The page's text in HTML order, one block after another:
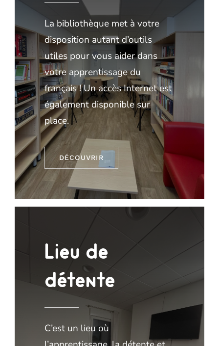
La bibliothèque met à votre
disposition autant d’outils
utiles pour vous aider dans
votre apprentissage du
français ! Un accès Internet est
également disponible sur
place.
DÉCOUVRIR
Lieu de
détente
C’est un lieu où